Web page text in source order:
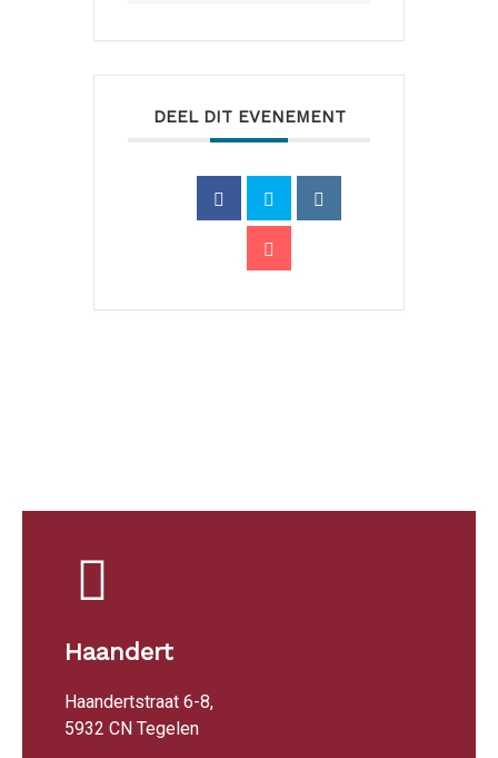
DEEL DIT EVENEMENT
Haandert
Haandertstraat 6-8,
5932 CN Tegelen